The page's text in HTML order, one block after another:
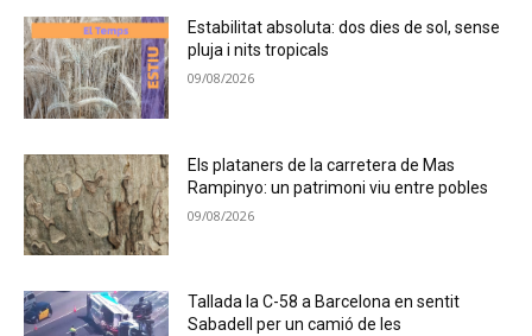
Estabilitat absoluta: dos dies de sol, sense
pluja i nits tropicals
09/08/2026
Els plataners de la carretera de Mas
Rampinyo: un patrimoni viu entre pobles
09/08/2026
Tallada la C-58 a Barcelona en sentit
Sabadell per un camió de les